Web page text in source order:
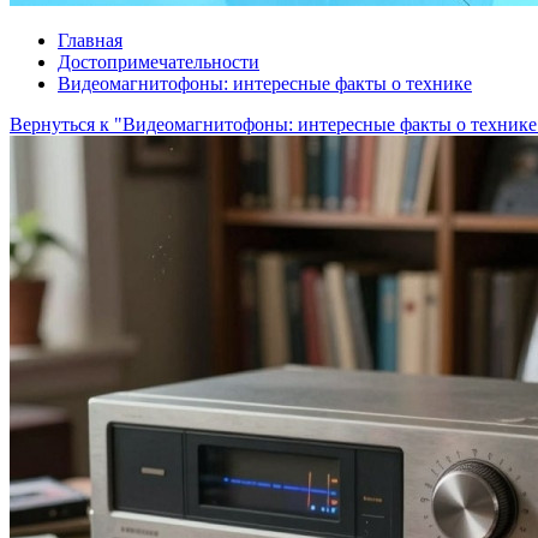
Главная
Достопримечательности
Видеомагнитофоны: интересные факты о технике
Вернуться к "Видеомагнитофоны: интересные факты о